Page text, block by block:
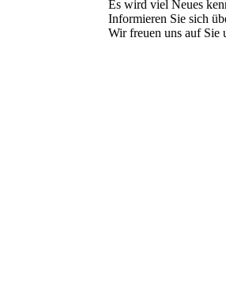
Es wird viel Neues
Informieren Sie sich
Wir freuen uns auf Sie